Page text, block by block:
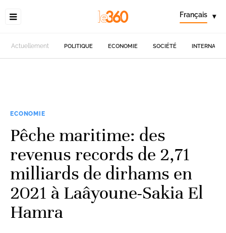
Français ▾
Actuellement POLITIQUE ECONOMIE SOCIÉTÉ
ECONOMIE
Pêche maritime: des
revenus records de 2,71
milliards de dirhams en
2021 à Laâyoune-Sakia El
Hamra